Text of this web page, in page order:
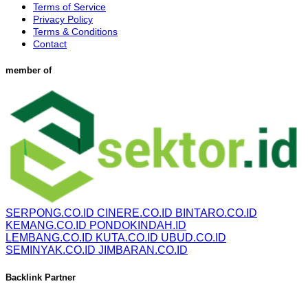
Terms of Service
Privacy Policy
Terms & Conditions
Contact
member of
SERPONG.CO.ID CINERE.CO.ID BINTARO.CO.ID
KEMANG.CO.ID PONDOKINDAH.ID
LEMBANG.CO.ID KUTA.CO.ID UBUD.CO.ID
SEMINYAK.CO.ID JIMBARAN.CO.ID
Backlink Partner